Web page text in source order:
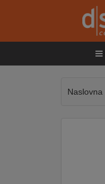
&
Naslovna